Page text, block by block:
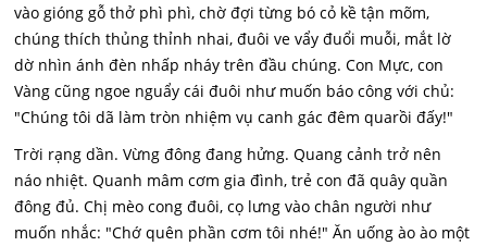
vào gióng gỗ thở phì phì, chờ đợi từng bó cỏ kề tận mõm,
chúng thích thủng thỉnh nhai, đuôi ve vẩy đuổi muỗi, mắt lờ
dờ nhìn ánh đèn nhấp nháy trên đầu chúng. Con Mực, con
Vàng cũng ngoe nguẩy cái đuôi như muốn báo công với chủ:
"Chúng tôi dã làm tròn nhiệm vụ canh gác đêm quarồi đấy!"
Trời rạng dần. Vừng đông đang hửng. Quang cảnh trở nên
náo nhiệt. Quanh mâm cơm gia đình, trẻ con đã quây quần
đông đủ. Chị mèo cong đuôi, cọ lưng vào chân người như
muốn nhắc: "Chớ quên phần cơm tôi nhé!" Ăn uống ào ào một